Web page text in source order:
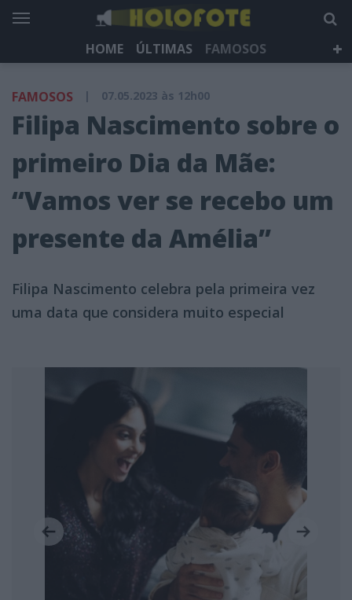
HOME ÚLTIMAS
FAMOSOS
HOLOFOTE TV
NEWSLETTER
FAMOSOS | 07.05.2023 às 12h00
Filipa Nascimento sobre o
primeiro Dia da Mãe:
“Vamos ver se recebo um
presente da Amélia”
Filipa Nascimento celebra pela primeira vez
uma data que considera muito especial